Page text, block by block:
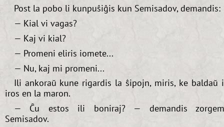
Post la pobo li kunpuŝiĝis kun Semisadov, demandis:
— Kial vi vagas?
— Kaj vi kial?
— Promeni eliris iomete...
— Nu, kaj mi promeni...
Ili ankoraŭ kune rigardis la ŝipojn, miris, ke baldaŭ
iros en la maron.
— Ĉu estos ili boniraj? — demandis
Semisadov.